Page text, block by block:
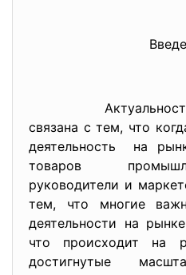
Актуальность
связана с тем, что
деятельность на
товаров
руководители и
тем, что многие
деятельности на
что происходит на
достигнутые